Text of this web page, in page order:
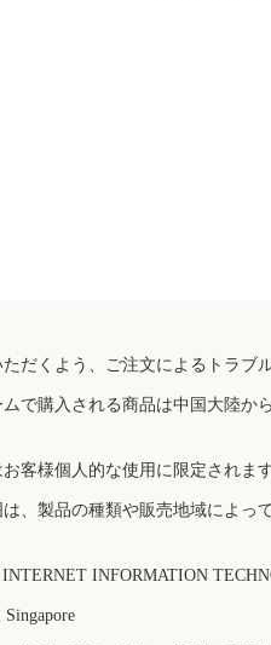
だくよう、ご注文によるトラ
で購入される商品は中国大陸
客様個人的な使用に限定されます
、製品の種類や販売地域によ
INFORMATION
Singapore